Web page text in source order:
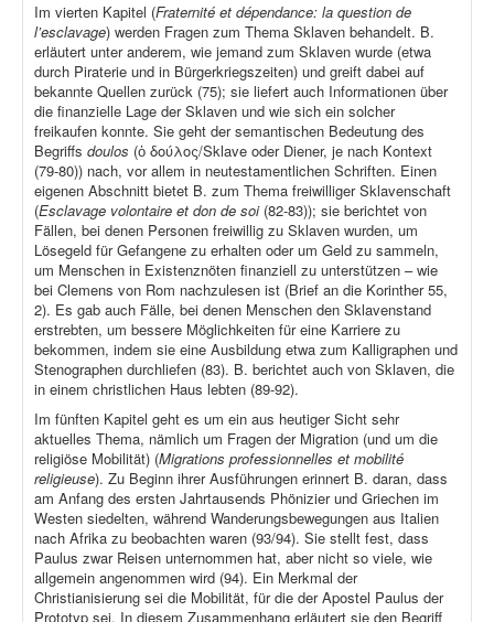
Im vierten Kapitel (Fraternité et dépendance: la question de
l’esclavage) werden Fragen zum Thema Sklaven behandelt. B.
erläutert unter anderem, wie jemand zum Sklaven wurde (etwa
durch Piraterie und in Bürgerkriegszeiten) und greift dabei auf
bekannte Quellen zurück (75); sie liefert auch Informationen über
die finanzielle Lage der Sklaven und wie sich ein solcher
freikaufen konnte. Sie geht der semantischen Bedeutung des
Begriffs doulos (ὁ δούλος/Sklave oder Diener, je nach Kontext
(79-80)) nach, vor allem in neutestamentlichen Schriften. Einen
eigenen Abschnitt bietet B. zum Thema freiwilliger Sklavenschaft
(Esclavage volontaire et don de soi(82-83)); sie berichtet von
Fällen, bei denen Personen freiwillig zu Sklaven wurden, um
Lösegeld für Gefangene zu erhalten oder um Geld zu sammeln,
um Menschen in Existenznöten finanziell zu unterstützen – wie
bei Clemens von Rom nachzulesen ist (Brief an die Korinther 55,
2). Es gab auch Fälle, bei denen Menschen den Sklavenstand
erstrebten, um bessere Möglichkeiten für eine Karriere zu
bekommen, indem sie eine Ausbildung etwa zum Kalligraphen und
Stenographen durchliefen (83). B. berichtet auch von Sklaven, die
in einem christlichen Haus lebten (89-92).
Im fünften Kapitel geht es um ein aus heutiger Sicht sehr
aktuelles Thema, nämlich um Fragen der Migration (und um die
religiöse Mobilität) (Migrations professionnelles et mobilité
religieuse). Zu Beginn ihrer Ausführungen erinnert B. daran, dass
am Anfang des ersten Jahrtausends Phönizier und Griechen im
Westen siedelten, während Wanderungsbewegungen aus Italien
nach Afrika zu beobachten waren (93/94). Sie stellt fest, dass
Paulus zwar Reisen unternommen hat, aber nicht so viele, wie
allgemein angenommen wird (94). Ein Merkmal der
Christianisierung sei die Mobilität, für die der Apostel Paulus der
Prototyp sei. In diesem Zusammenhang erläutert sie den Begriff